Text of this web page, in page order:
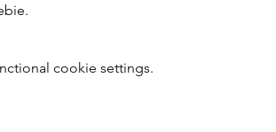
cookie settings.